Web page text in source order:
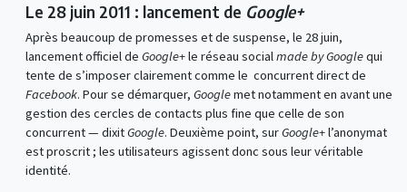
Le 28 juin 2011 : lancement de Google+
Après beaucoup de promesses et de suspense, le 28 juin,
lancement officiel de Google+le réseau socialmade by Googlequi
tente de s’imposer clairement comme le concurrent direct de
Facebook. Pour se démarquer, Googlemet notamment en avant une
gestion des cercles de contacts plus fine que celle de son
concurrent — dixitGoogle. Deuxième point, surGoogle+l’anonymat
est proscrit ; les utilisateurs agissent donc sous leur véritable
identité.